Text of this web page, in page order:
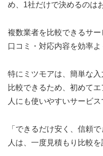
め、1社だけで決めるのは
複数業者を比較できるサ
口コミ・対応内容を効率よ
特にミツモアは、簡単な
比較できるため、初めて
人にも使いやすいサービス
「できるだけ安く、信頼
人は、一度見積もり比較